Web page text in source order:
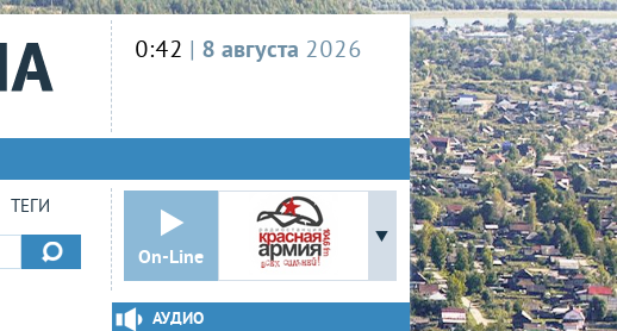
0:42 | 8 августа 2026
ТЕГИ
On-Line
АУДИО